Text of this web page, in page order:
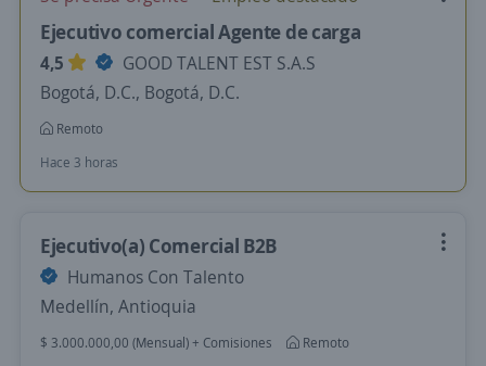
Ejecutivo comercial Agente de carga
4,5
GOOD TALENT EST S.A.S
Bogotá, D.C., Bogotá, D.C.
Remoto
Hace 3 horas
Ejecutivo(a) Comercial B2B
Humanos Con Talento
Medellín, Antioquia
$ 3.000.000,00 (Mensual) + Comisiones
Remoto